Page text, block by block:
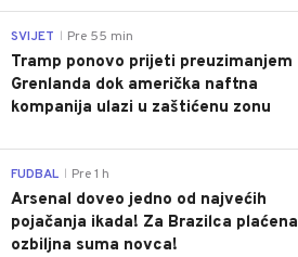
SVIJET Pre 55 min
Tramp ponovo prijeti preuzimanjem
Grenlanda dok američka naftna
kompanija ulazi u zaštićenu zonu
FUDBAL Pre 1 h
Arsenal doveo jedno od najvećih
pojačanja ikada! Za Brazilca plaćena
ozbiljna suma novca!